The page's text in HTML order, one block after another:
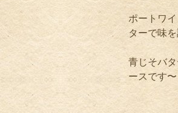
ポートワ
ターで味
青じそバ
ースです〜